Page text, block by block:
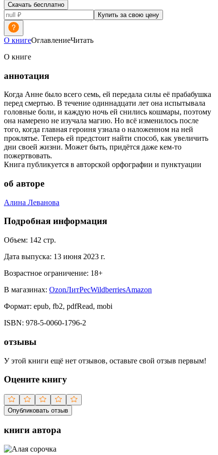
Скачать бесплатно
Купить за свою цену
О книгеОглавлениеЧитать
О книге
аннотация
Когда Анне было всего семь, ей передала силы её прабабушка
перед смертью. В течение одиннадцати лет она испытывала
головные боли, и каждую ночь ей снились кошмары, поэтому
она намерено не изучала магию. Но всё изменилось после
того, когда главная героиня узнала о наложенном на ней
проклятье. Теперь ей предстоит найти способ, как увеличить
дни своей жизни. Может быть, придётся даже кем-то
пожертвовать.
Книга публикуется в авторской орфографии и пунктуации
об авторе
Алина Леванова
Подробная информация
Объем: 142 стр.
Дата выпуска: 13 июня 2023 г.
Возрастное ограничение: 18+
В магазинах: OzonЛитРесWildberriesAmazon
Формат: epub, fb2, pdfRead, mobi
ISBN: 978-5-0060-1796-2
отзывы
У этой книги ещё нет отзывов, оставьте свой отзыв первым!
Оцените книгу
Опубликовать отзыв
книги автора